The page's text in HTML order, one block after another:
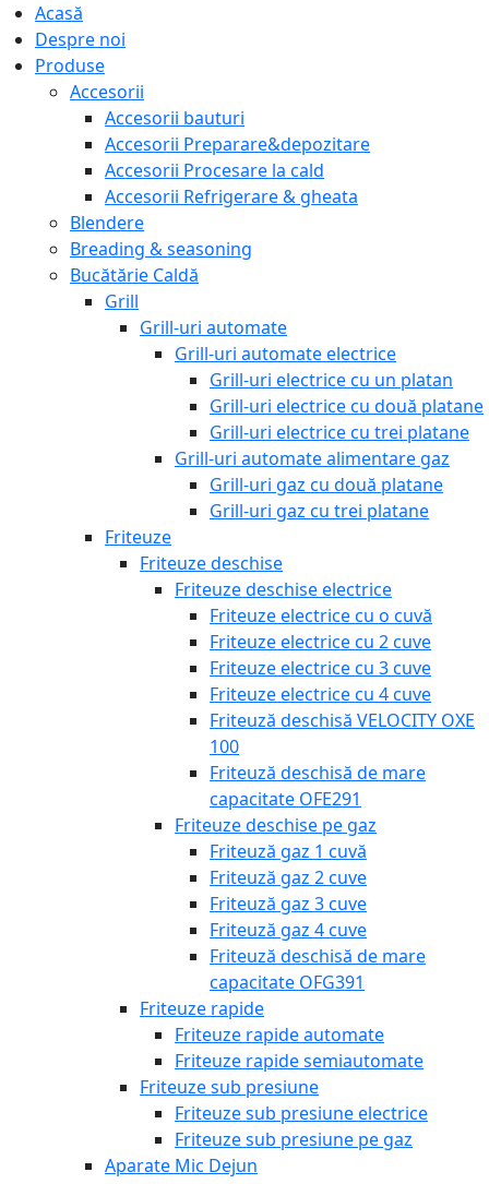
Acasă
Despre noi
Produse
Accesorii
Accesorii bauturi
Accesorii Preparare&depozitare
Accesorii Procesare la cald
Accesorii Refrigerare & gheata
Blendere
Breading & seasoning
Bucătărie Caldă
Grill
Grill-uri automate
Grill-uri automate electrice
Grill-uri electrice cu un platan
Grill-uri electrice cu două platane
Grill-uri electrice cu trei platane
Grill-uri automate alimentare gaz
Grill-uri gaz cu două platane
Grill-uri gaz cu trei platane
Friteuze
Friteuze deschise
Friteuze deschise electrice
Friteuze electrice cu o cuvă
Friteuze electrice cu 2 cuve
Friteuze electrice cu 3 cuve
Friteuze electrice cu 4 cuve
Friteuză deschisă VELOCITY OXE
100
Friteuză deschisă de mare
capacitate OFE291
Friteuze deschise pe gaz
Friteuză gaz 1 cuvă
Friteuză gaz 2 cuve
Friteuză gaz 3 cuve
Friteuză gaz 4 cuve
Friteuză deschisă de mare
capacitate OFG391
Friteuze rapide
Friteuze rapide automate
Friteuze rapide semiautomate
Friteuze sub presiune
Friteuze sub presiune electrice
Friteuze sub presiune pe gaz
Aparate Mic Dejun